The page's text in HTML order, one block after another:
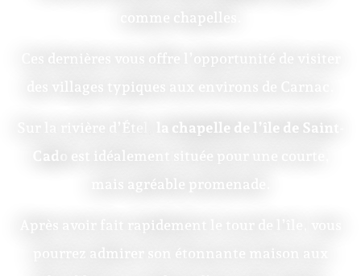
comme chapelles.
des villages typiques aux environs de Carnac.
la chapelle de l’île de Saint-
Cado
est idéalement située pour une courte,
mais agréable promenade.
Après avoir fait rapidement le tour de l’île, vous
pourrez admirer son étonnante maison aux